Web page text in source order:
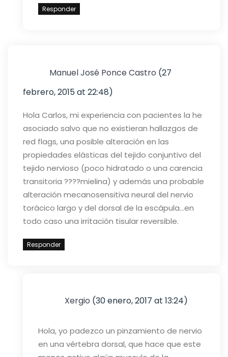
Responder
Manuel José Ponce Castro (27
febrero, 2015 at 22:48)
Hola Carlos, mi experiencia con pacientes la he
asociado salvo que no existieran hallazgos de
red flags, una posible alteración en las
propiedades elásticas del tejido conjuntivo del
tejido nervioso (poco hidratado o una carencia
transitoria ????mielina) y además una probable
alteración mecanosensitiva neural del nervio
torácico largo y del dorsal de la escápula…en
todo caso una irritación tisular reversible.
Responder
Xergio (30 enero, 2017 at 13:24)
Hola, yo padezco un pinzamiento de nervio
en una vértebra dorsal, que hace que este